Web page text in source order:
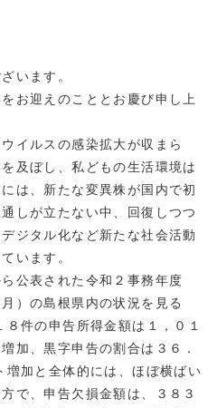
います。
お迎えのこととお慶び申し上
イルスの感染拡大が収まら
及ぼし、私どもの生活環境は
は、新たな変異株が国内で初
しが立たない中、回復しつつ
ジタル化など新たな社会活動
います。
公表された令和２事務年度
）の島根県内の状況を見る
件の申告所得金額は１，０１
加、黒字申告の割合は３６．
増加と全体的には、ほぼ横ばい
で、申告欠損金額は、３８３